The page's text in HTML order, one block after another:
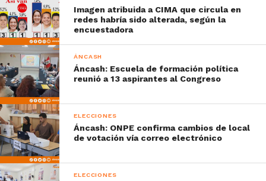
Imagen atribuida a CIMA que circula en
redes habría sido alterada, según la
encuestadora
ÁNCASH
Áncash: Escuela de formación política
reunió a 13 aspirantes al Congreso
ELECCIONES
Áncash: ONPE confirma cambios de local
de votación vía correo electrónico
ELECCIONES